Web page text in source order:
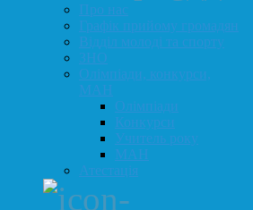
Про нас
Графік прийому громадян
Відділ молоді та спорту
ЗНО
Олімпіади, конкурси,
МАН
Олімпіади
Конкурси
Учитель року
МАН
Атестація